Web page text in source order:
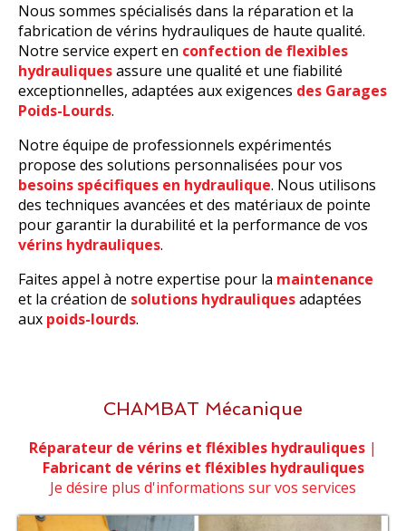
Nous sommes spécialisés dans la réparation et la
fabrication de vérins hydrauliques de haute qualité.
Notre service expert en confection de flexibles
hydrauliquesassure une qualité et une fiabilité
exceptionnelles, adaptées aux exigences des Garages
Poids-Lourds.
Notre équipe de professionnels expérimentés
propose des solutions personnalisées pour vos
besoins spécifiques en hydraulique. Nous utilisons
des techniques avancées et des matériaux de pointe
pour garantir la durabilité et la performance de vos
vérins hydrauliques.
Faites appel à notre expertise pour la maintenance
et la création de solutions hydrauliquesadaptées
aux poids-lourds.
CHAMBAT Mécanique
Réparateur de vérins et fléxibles hydrauliques |
Fabricant de vérins et fléxibles hydrauliques
Je désire plus d'informations sur vos services